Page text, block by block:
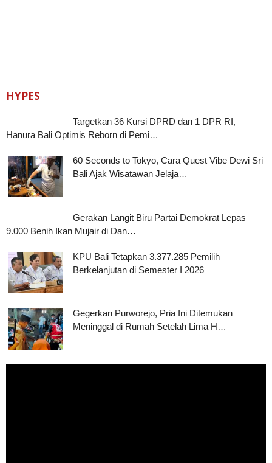
HYPES
Targetkan 36 Kursi DPRD dan 1 DPR RI,
Hanura Bali Optimis Reborn di Pemi…
60 Seconds to Tokyo, Cara Quest Vibe Dewi Sri
Bali Ajak Wisatawan Jelaja…
Gerakan Langit Biru Partai Demokrat Lepas
9.000 Benih Ikan Mujair di Dan…
KPU Bali Tetapkan 3.377.285 Pemilih
Berkelanjutan di Semester I 2026
Gegerkan Purworejo, Pria Ini Ditemukan
Meninggal di Rumah Setelah Lima H…